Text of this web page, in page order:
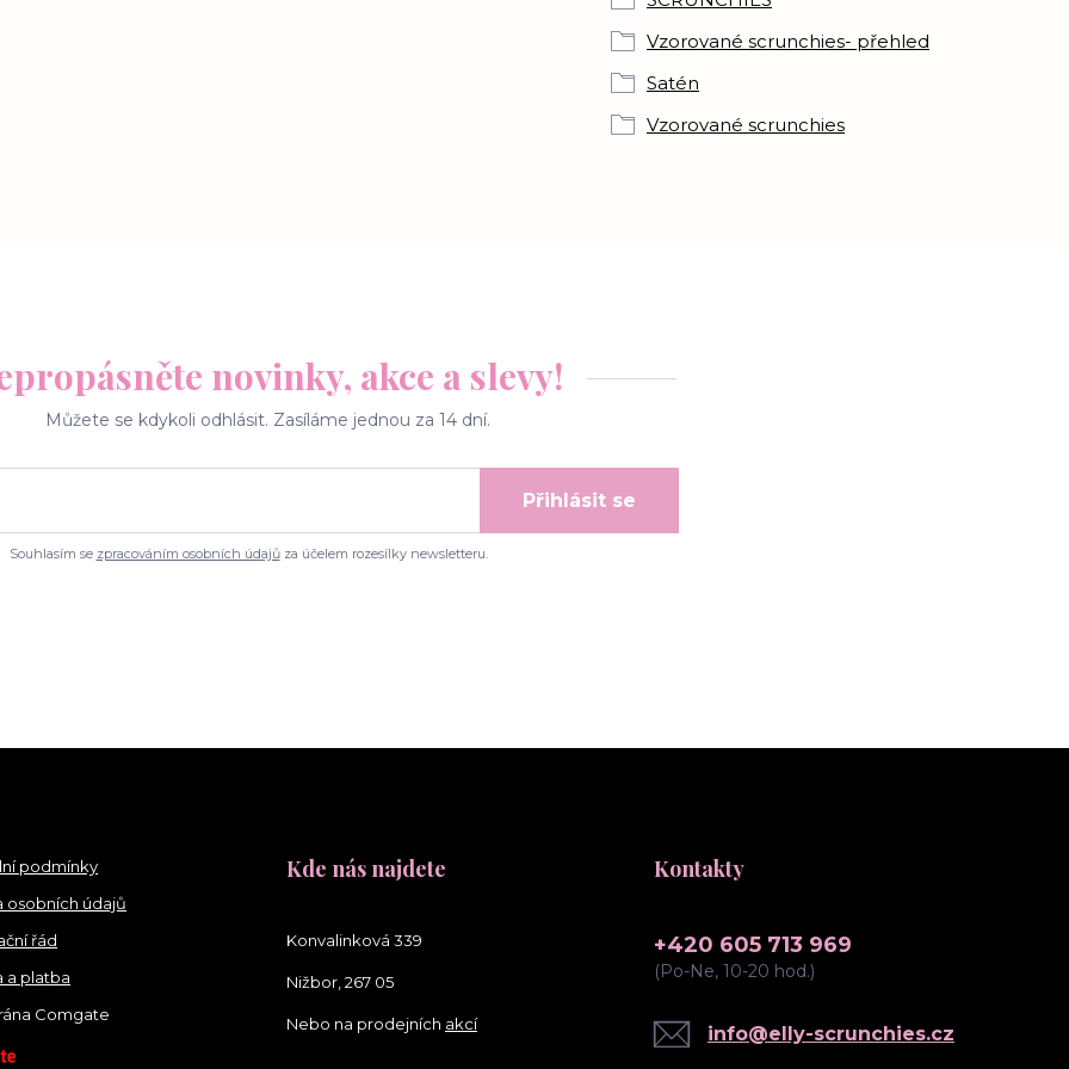
Vzorované scrunchies- přehled
Satén
Vzorované scrunchies
novinky, akce a slevy!
Můžete se kdykoli odhlásit. Zasíláme jednou za 14 dní.
Přihlásit se
Souhlasím se zpracováním osobních údajůza účelem rozesílky newsletteru.
podmínky
osobních údajů
řád
a platba
Comgate
Kde nás najdete
Konvalinková 339
Nižbor, 267 05
Nebo na prodejních akcí
Kontakty
+420 605 713 969
(Po-Ne, 10-20 hod.)
info@elly-scrunchies.cz